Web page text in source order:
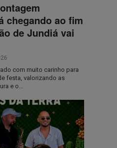
chegando ao fim
de Jundiá vai
com muito carinho para
festa, valorizando as
e o…